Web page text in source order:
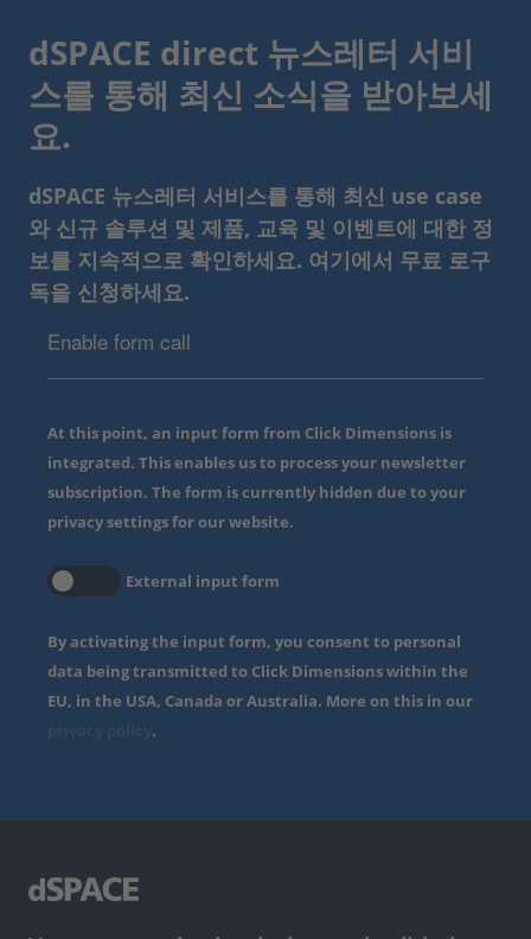
dSPACE direct 뉴스레터 서비
스를 통해 최신 소식을 받아보세
요.
dSPACE 뉴스레터 서비스를 통해 최신 use case
와 신규 솔루션 및 제품, 교육 및 이벤트에 대한 정
보를 지속적으로 확인하세요. 여기에서 무료 로구
독을 신청하세요.
Enable form call
At this point, an input form from Click Dimensions is
integrated. This enables us to process your newsletter
subscription. The form is currently hidden due to your
privacy settings for our website.
External input form
By activating the input form, you consent to personal
data being transmitted to Click Dimensions within the
EU, in the USA, Canada or Australia. More on this in our
.